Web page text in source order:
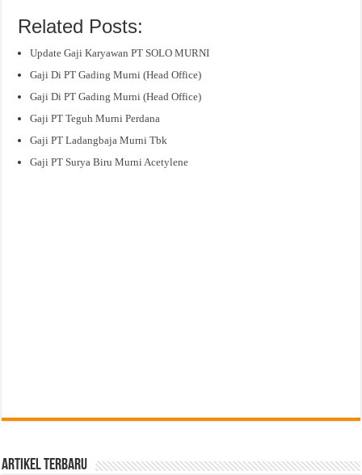
Related Posts:
Update Gaji Karyawan PT SOLO MURNI
Gaji Di PT Gading Murni (Head Office)
Gaji Di PT Gading Murni (Head Office)
Gaji PT Teguh Murni Perdana
Gaji PT Ladangbaja Murni Tbk
Gaji PT Surya Biru Murni Acetylene
Artikel Terbaru